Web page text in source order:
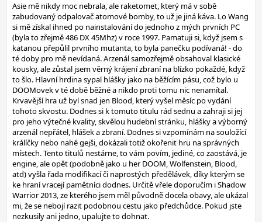
Asie mě nikdy moc nebrala, ale raketomet, který má v sobě
zabudovaný odpalovač atomové bomby, to už je jiná káva. Lo Wang
si mě získal ihned po nainstalování do jednoho z mých prvních PC
(byla to zřejmě 486 DX 45Mhz) v roce 1997. Pamatuji si, když jsem s
katanou přepůlil prvního mutanta, to byla panečku podívaná! - do
té doby pro mě nevídaná. Arzenál samozřejmě obsahoval klasické
kousky, ale zůstal jsem věrný krájení zbraní na blízko pokaždé, když
to šlo. Hlavní hrdina sypal hlášky jako na běžícím pásu, což bylo u
DOOMovek v té době běžné a nikdo proti tomu nic nenamítal.
Krvavější hra už byl snad jen Blood, který vyšel měsíc po vydání
tohoto skvostu. Dodnes si k tomuto titulu rád sednu a zahraji si jej
pro jeho výtečné kvality, skvělou hudební stránku, hlášky a výborný
arzenál nepřátel, hlášek a zbraní. Dodnes si vzpomínám na souložící
králíčky nebo nahé gejši, dokázali totiž okořenit hru na správných
místech. Tento titulů nestárne, to vám povím, jediné, co zaostává, je
engine, ale opět (podobně jako u her DOOM, Wolfenstein, Blood,
atd) vyšla řada modifikací či naprostých předělávek, díky kterým se
ke hraní vracejí pamětníci dodnes. Určitě vřele doporučím i Shadow
Warrior 2013, ze kterého jsem měl původně docela obavy, ale ukázal
mi, že se nebojí razit podobnou cestu jako předchůdce. Pokud jste
nezkusily ani jedno, upalujte to dohnat.